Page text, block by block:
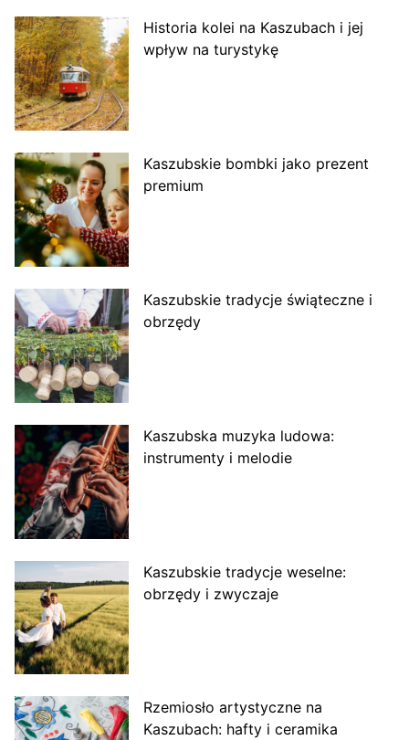
Historia kolei na Kaszubach i jej
wpływ na turystykę
Kaszubskie bombki jako prezent
premium
Kaszubskie tradycje świąteczne i
obrzędy
Kaszubska muzyka ludowa:
instrumenty i melodie
Kaszubskie tradycje weselne:
obrzędy i zwyczaje
Rzemiosło artystyczne na
Kaszubach: hafty i ceramika